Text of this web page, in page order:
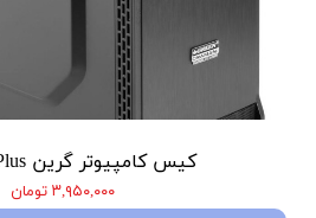
کیس کامپیوتر گرین Oraman Plus
۳,۹۵۰,۰۰۰ تومان